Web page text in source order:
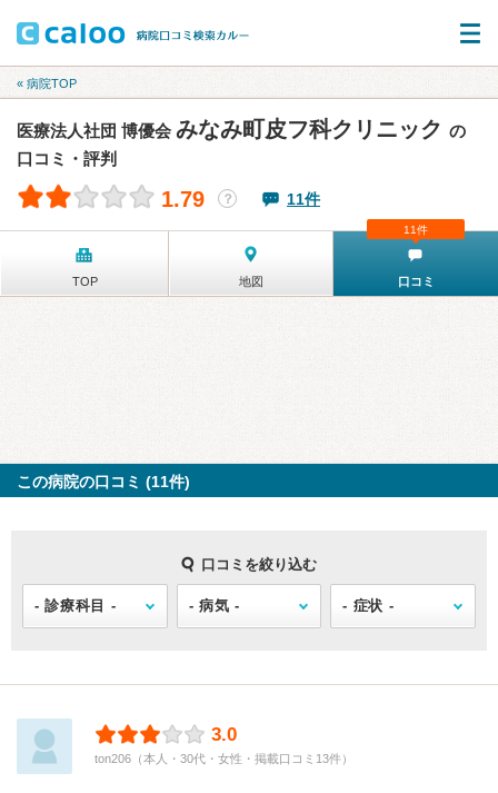
« 病院TOP
医療法人社団 博優会 みなみ町皮フ科クリニック の
口コミ・評判
1.79 ？ 11件
TOP 地図 口コミ
11件
この病院の口コミ (11件)
口コミを絞り込む
3.0
ton206（本人・30代・女性・掲載口コミ13件）